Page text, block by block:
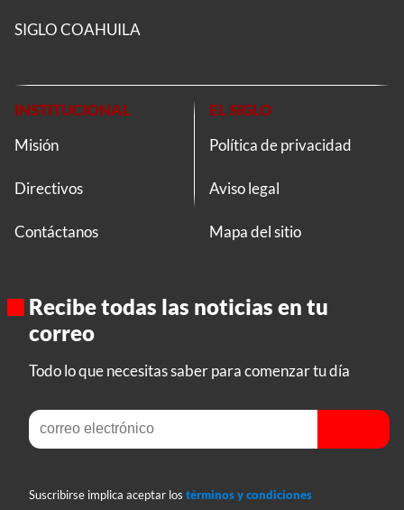
SIGLO COAHUILA
INSTITUCIONAL
Misión
Directivos
Contáctanos
EL SIGLO
Política de privacidad
Aviso legal
Mapa del sitio
Recibe todas las noticias en tu
correo
Todo lo que necesitas saber para comenzar tu día
Suscribirse implica aceptar los términos y condiciones